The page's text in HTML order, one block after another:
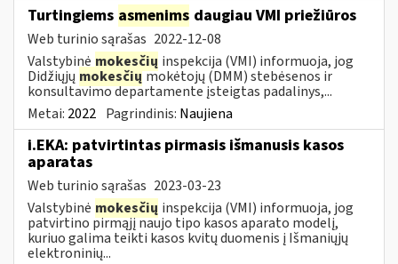
Turtingiems asmenims daugiau VMI priežiūros
Web turinio sąrašas 2022-12-08
Valstybinė mokesčių inspekcija (VMI) informuoja, jog
Didžiųjų mokesčiųmokėtojų (DMM) stebėsenos ir
konsultavimo departamente įsteigtas padalinys,...
Metai: 2022 Pagrindinis: Naujiena
i.EKA: patvirtintas pirmasis išmanusis kasos
aparatas
Web turinio sąrašas 2023-03-23
Valstybinė mokesčių inspekcija (VMI) informuoja, jog
patvirtino pirmąjį naujo tipo kasos aparato modelį,
kuriuo galima teikti kasos kvitų duomenis į Išmaniųjų
elektroninių...